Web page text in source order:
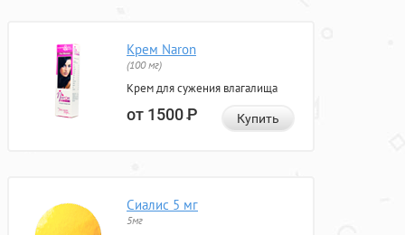
Крем Naron
(100 мг)
Крем для сужения влагалища
от 1500Р Купить
Сиалис 5 мг
5мг